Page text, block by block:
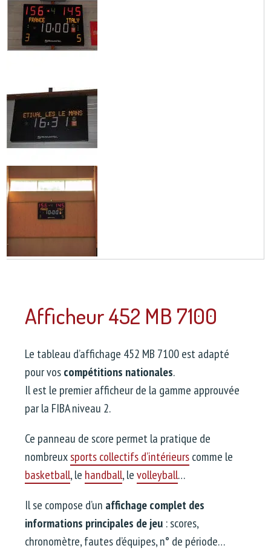
Afficheur 452 MB 7100
Le tableau d’affichage 452 MB 7100 est adapté
pour voscompétitions nationales.
Il est le premier afficheur de la gamme approuvée
par la FIBA niveau 2.
Ce panneau de score permet la pratique de
nombreuxsports collectifs d’intérieurscomme le
basketball, le handball, levolleyball…
Il se compose d’un affichage complet des
informations principales de jeu : scores,
chronomètre, fautes d’équipes, n° de période…